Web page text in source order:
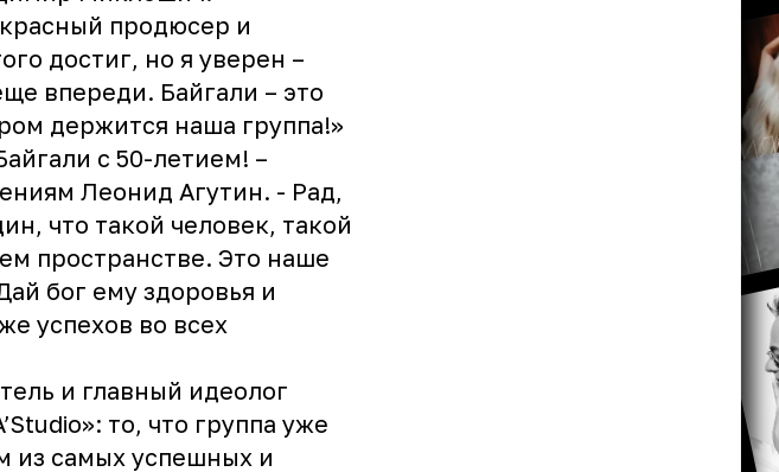
продюсер и
достиг, но я уверен –
впереди. Байгали – это
держится наша группа!»
с 50-летием! –
Леонид Агутин. - Рад,
что такой человек, такой
пространстве. Это наше
бог ему здоровья и
успехов во всех
и главный идеолог
то, что группа уже
из самых успешных и